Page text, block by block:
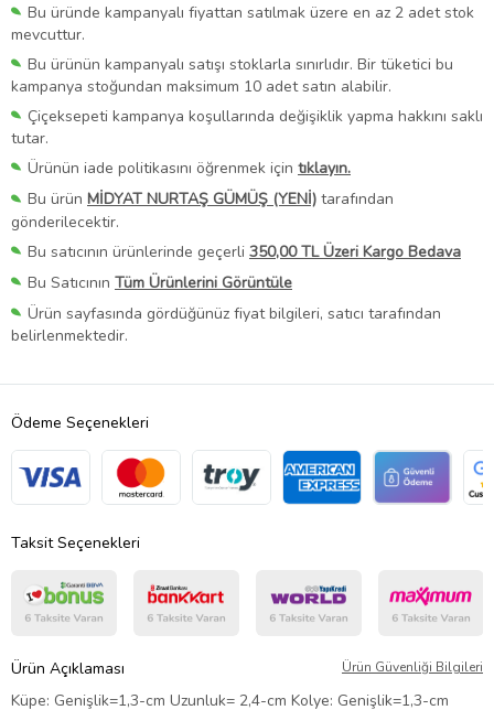
Bu üründe kampanyalı fiyattan satılmak üzere en az 2 adet stok
mevcuttur.
Bu ürünün kampanyalı satışı stoklarla sınırlıdır. Bir tüketici bu
kampanya stoğundan maksimum 10 adet satın alabilir.
Çiçeksepeti kampanya koşullarında değişiklik yapma hakkını saklı
tutar.
Ürünün iade politikasını öğrenmek için tıklayın.
Bu ürün MİDYAT NURTAŞ GÜMÜŞ (YENİ) tarafından
gönderilecektir.
Bu satıcının ürünlerinde geçerli 350,00 TL Üzeri Kargo Bedava
Bu Satıcının Tüm Ürünlerini Görüntüle
Ürün sayfasında gördüğünüz fiyat bilgileri, satıcı tarafından
belirlenmektedir.
Ödeme Seçenekleri
Taksit Seçenekleri
Ürün Açıklaması Ürün Güvenliği Bilgileri
Küpe: Genişlik=1,3-cm Uzunluk= 2,4-cm Kolye: Genişlik=1,3-cm